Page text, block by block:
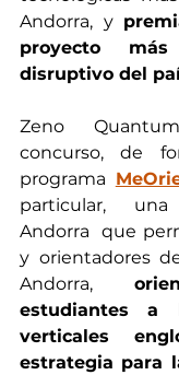
Andorra, y
proyecto
disruptivo del
Zeno
concurso, de
programa
particular,
Andorra  que
y orientadores
Andorra,
estudiantes a
verticales
estrategia para